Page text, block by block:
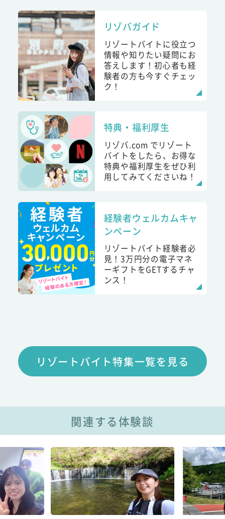
リゾバガイド
リゾートバイトに役立つ
情報や知りたい疑問にお
答えします！初心者も経
験者の方も今すぐチェッ
ク！
特典・福利厚生
リゾバ.com でリゾート
バイトをしたら、お得な
特典や福利厚生をぜひ利
用してみてくださいね！
経験者ウェルカムキャ
ンペーン
リゾートバイト経験者必
見！3万円分の電子マネ
ーギフトをGETするチャ
ンス！
リゾートバイト特集一覧を見る
関連する体験談